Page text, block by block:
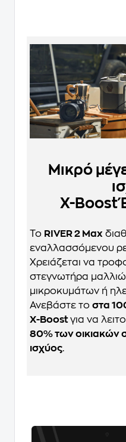
Μικρό
X-Boost
Το RIVER 2 Max
εναλλασσόμενου
Χρειάζεται να
στεγνωτήρα
μικροκυμάτων ή
Ανεβάστε το στα
X-Boostγια να
80% των οικιακών
ισχύος.